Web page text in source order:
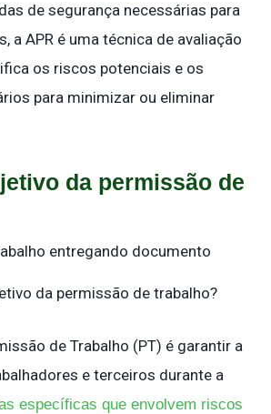
de segurança necessárias para
a APR é uma técnica de avaliação
os riscos potenciais e os
para minimizar ou eliminar
da permissão de
da permissão de trabalho?
de Trabalho (PT) é garantir a
e terceiros durante a
específicas que envolvem riscos